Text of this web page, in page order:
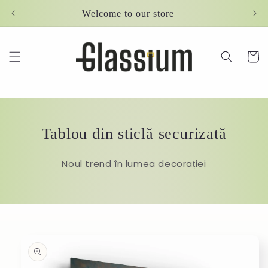
Welcome to our store
Cart
Tablou din sticlă securizată
Noul trend în lumea decorației
product
information